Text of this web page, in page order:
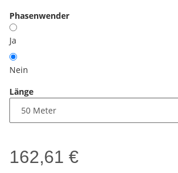
Phasenwender
Ja
Nein
Länge
162,61 €